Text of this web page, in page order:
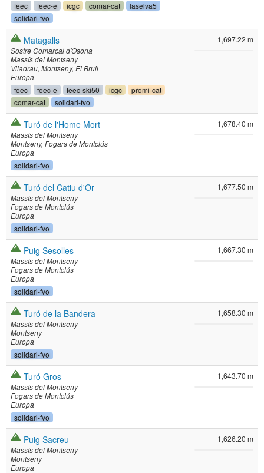
feec feec-e icgc comar-cat
laselva5
solidari-fvo
Matagalls
Sostre Comarcal d'Osona
Massís del Montseny
Viladrau Montseny El Brull
Europa
feec feec-e feec-ski50 icgc
promi-cat
comar-cat
solidari-fvo
1,697.22 m
Turó de l'Home Mort
Massís del Montseny
Montseny Fogars de Montclús
Europa
solidari-fvo
1,678.40 m
Turó del Catiu d'Or
Massís del Montseny
Fogars de Montclús
Europa
solidari-fvo
1,677.50 m
Puig Sesolles
Massís del Montseny
Fogars de Montclús
Europa
solidari-fvo
1,667.30 m
Turó de la Bandera
Massís del Montseny
Montseny
Europa
solidari-fvo
1,658.30 m
Turó Gros
Massís del Montseny
Fogars de Montclús
Europa
solidari-fvo
1,643.70 m
Puig Sacreu
Massís del Montseny
Montseny
Europa
1,626.20 m